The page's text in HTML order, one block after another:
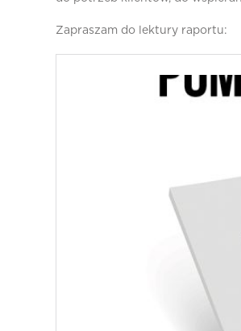
Zapraszam do lektury raportu: